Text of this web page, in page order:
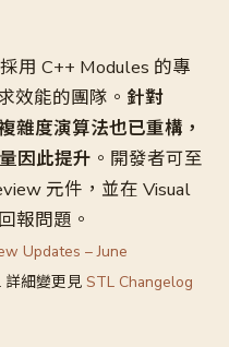
用 C++ Modules 的專
效能的團隊。 針對
雜度演算法也已重構，
因此提升 。開發者可至
元件，並在 Visual
報問題。
Updates – June
詳細變更見 STL Changelog